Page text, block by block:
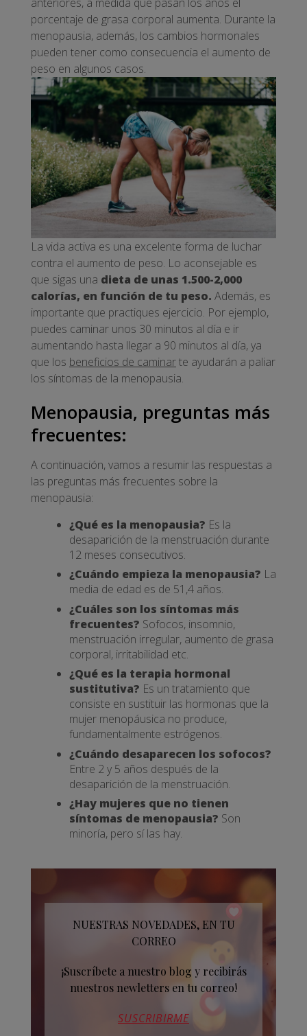
porcentaje de grasa corporal aumenta. Durante la
menopausia, además, los cambios hormonales
pueden tener como consecuencia el aumento de
peso en algunos casos.
La vida activa es una excelente forma de luchar
contra el aumento de peso. Lo aconsejable es
que sigas una dieta de unas 1.500-2,000
calorías, en función de tu peso. Además, es
importante que practiques ejercicio. Por ejemplo,
puedes caminar unos 30 minutos al día e ir
aumentando hasta llegar a 90 minutos al día, ya
que los beneficios de caminarte ayudarán a paliar
los síntomas de la menopausia.
Menopausia, preguntas más
frecuentes:
A continuación, vamos a resumir las respuestas a
las preguntas más frecuentes sobre la
menopausia:
¿Qué es la menopausia? Es la
desaparición de la menstruación durante
12 meses consecutivos.
¿Cuándo empieza la menopausia? La
media de edad es de 51,4 años.
¿Cuáles son los síntomas más
frecuentes? Sofocos, insomnio,
menstruación irregular, aumento de grasa
corporal, irritabilidad etc.
¿Qué es la terapia hormonal
sustitutiva? Es un tratamiento que
consiste en sustituir las hormonas que la
mujer menopáusica no produce,
fundamentalmente estrógenos.
¿Cuándo desaparecen los sofocos?
Entre 2 y 5 años después de la
desaparición de la menstruación.
¿Hay mujeres que no tienen
síntomas de menopausia? Son
minoría, pero sí las hay.
NUESTRAS NOVEDADES, EN TU
CORREO
¡Suscríbete a nuestro blog y recibirás
nuestros newletters en tu correo!
SUSCRIBIRME